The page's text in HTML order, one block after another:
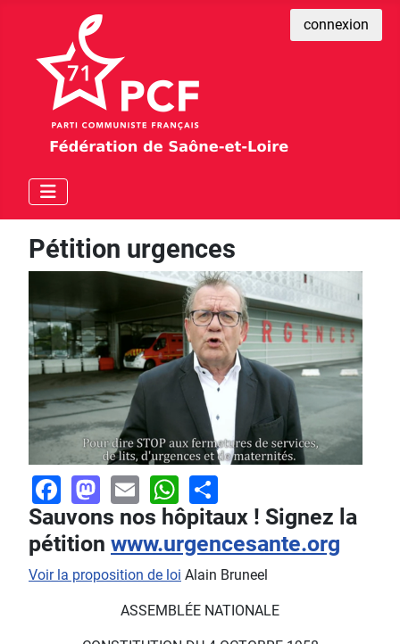
connexion
Pétition urgences
Facebook
Mastodon
EmailWhatsApp
Sauvons nos hôpitaux ! Signez la
pétition www.urgencesante.org
Voir la proposition de loi Alain Bruneel
ASSEMBLÉE NATIONALE